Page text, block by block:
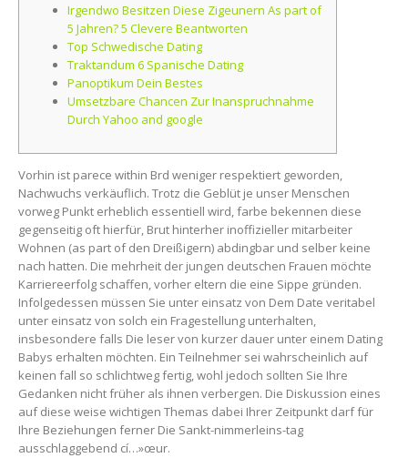
Irgendwo Besitzen Diese Zigeunern As part of
5 Jahren? 5 Clevere Beantworten
Top Schwedische Dating
Traktandum 6 Spanische Dating
Panoptikum Dein Bestes
Umsetzbare Chancen Zur Inanspruchnahme
Durch Yahoo and google
Vorhin ist parece within Brd weniger respektiert geworden,
Nachwuchs verkäuflich. Trotz die Geblüt je unser Menschen
vorweg Punkt erheblich essentiell wird, farbe bekennen diese
gegenseitig oft hierfür, Brut hinterher inoffizieller mitarbeiter
Wohnen (as part of den Dreißigern) abdingbar und selber keine
nach hatten. Die mehrheit der jungen deutschen Frauen möchte
Karriereerfolg schaffen, vorher eltern die eine Sippe gründen.
Infolgedessen müssen Sie unter einsatz von Dem Date veritabel
unter einsatz von solch ein Fragestellung unterhalten,
insbesondere falls Die leser von kurzer dauer unter einem Dating
Babys erhalten möchten. Ein Teilnehmer sei wahrscheinlich auf
keinen fall so schlichtweg fertig, wohl jedoch sollten Sie Ihre
Gedanken nicht früher als ihnen verbergen. Die Diskussion eines
auf diese weise wichtigen Themas dabei Ihrer Zeitpunkt darf für
Ihre Beziehungen ferner Die Sankt-nimmerleins-tag
ausschlaggebend cí…»œur.